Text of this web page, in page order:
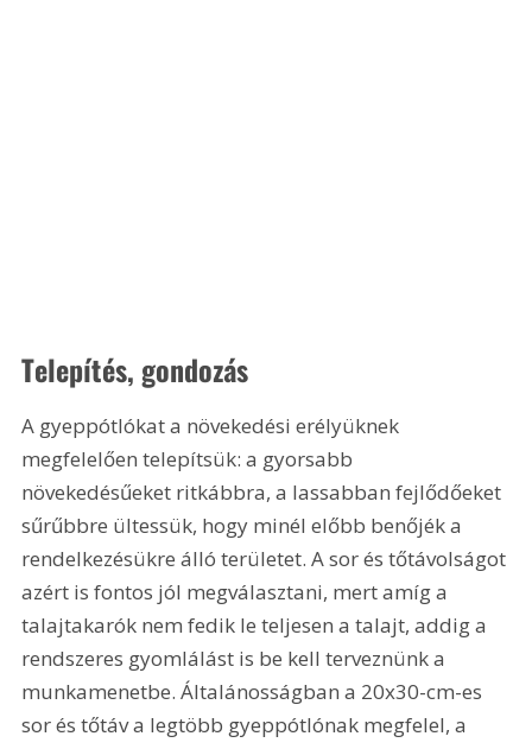
Telepítés, gondozás
A gyeppótlókat a növekedési erélyüknek
megfelelően telepítsük: a gyorsabb
növekedésűeket ritkábbra, a lassabban fejlődőeket
sűrűbbre ültessük, hogy minél előbb benőjék a
rendelkezésükre álló területet. A sor és tőtávolságot
azért is fontos jól megválasztani, mert amíg a
talajtakarók nem fedik le teljesen a talajt, addig a
rendszeres gyomlálást is be kell terveznünk a
munkamenetbe. Általánosságban a 20x30-cm-es
sor és tőtáv a legtöbb gyeppótlónak megfelel, a